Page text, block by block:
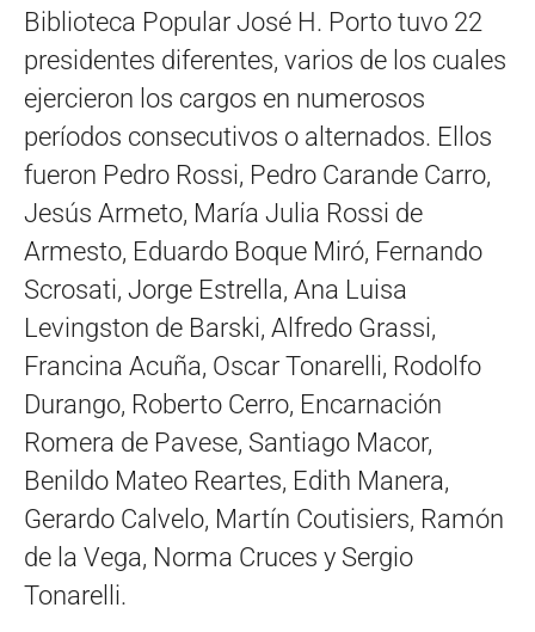
Biblioteca Popular José H. Porto tuvo 22
presidentes diferentes, varios de los cuales
ejercieron los cargos en numerosos
períodos consecutivos o alternados. Ellos
fueron Pedro Rossi, Pedro Carande Carro,
Jesús Armeto, María Julia Rossi de
Armesto, Eduardo Boque Miró, Fernando
Scrosati, Jorge Estrella, Ana Luisa
Levingston de Barski, Alfredo Grassi,
Francina Acuña, Oscar Tonarelli, Rodolfo
Durango, Roberto Cerro, Encarnación
Romera de Pavese, Santiago Macor,
Benildo Mateo Reartes, Edith Manera,
Gerardo Calvelo, Martín Coutisiers, Ramón
de la Vega, Norma Cruces y Sergio
Tonarelli.